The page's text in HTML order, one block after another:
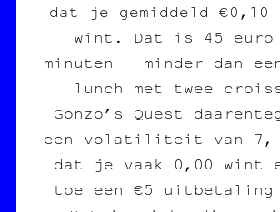
dat je gemiddeld €0,10
wint. Dat is 45 euro
minuten – minder dan
lunch met twee
Gonzo’s Quest
een volatiliteit van 7,
dat je vaak 0,00 wint
toe een €5